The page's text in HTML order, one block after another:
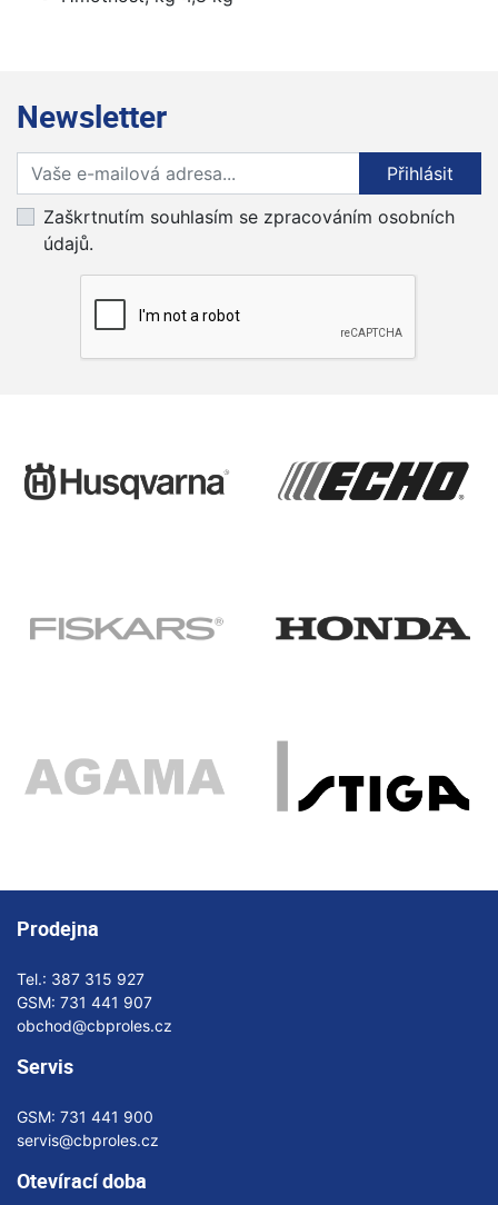
Newsletter
Přihlaste se k odběru novinek
Přihlásit
Zaškrtnutím souhlasím se zpracováním osobních
údajů.
Prodejna
Tel.: 387 315 927
GSM: 731 441 907
obchod@cbproles.cz
Servis
GSM: 731 441 900
servis@cbproles.cz
Otevírací doba